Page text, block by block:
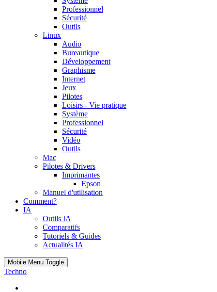
Professionnel
Sécurité
Outils
Linux
Audio
Bureautique
Développement
Graphisme
Internet
Jeux
Pilotes
Loisirs - Vie pratique
Système
Professionnel
Sécurité
Vidéo
Outils
Mac
Pilotes & Drivers
Imprimantes
Epson
Manuel d'utilisation
Comment?
IA
Outils IA
Comparatifs
Tutoriels & Guides
Actualités IA
Mobile Menu Toggle
Techno